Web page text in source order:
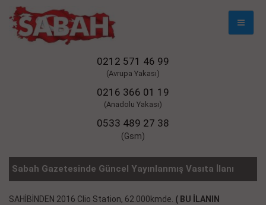
Mobil
0212 571 46 99
(Avrupa Yakası)
0216 366 01 19
(Anadolu Yakası)
0533 489 27 38
(Gsm)
Sabah Gazetesinde Güncel Yayınlanmış Vasıta İlanı
SAHİBİNDEN 2016 Clio Station, 62.000kmde. ( BU İLANIN